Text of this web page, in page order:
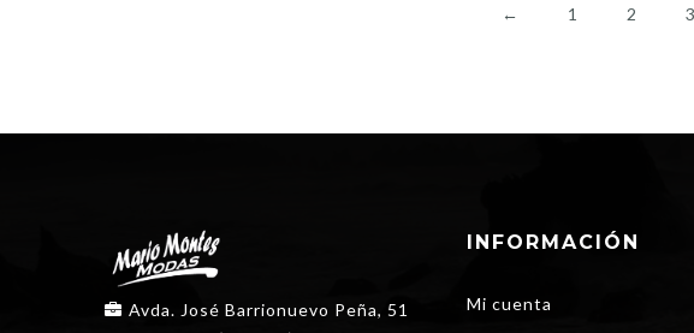
← 1 2 3
Avda. José Barrionuevo Peña, 51
INFORMACIÓN
Mi cuenta